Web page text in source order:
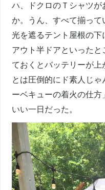
ハ、ドクロのＴシャツ
か。うん、すべて揃っ
光を遮るテント屋根の
アウト半ドアといった
ておくとバッテリーが上
とは圧倒的にド素人じ
ーベキューの着火の仕
いい一日だった。